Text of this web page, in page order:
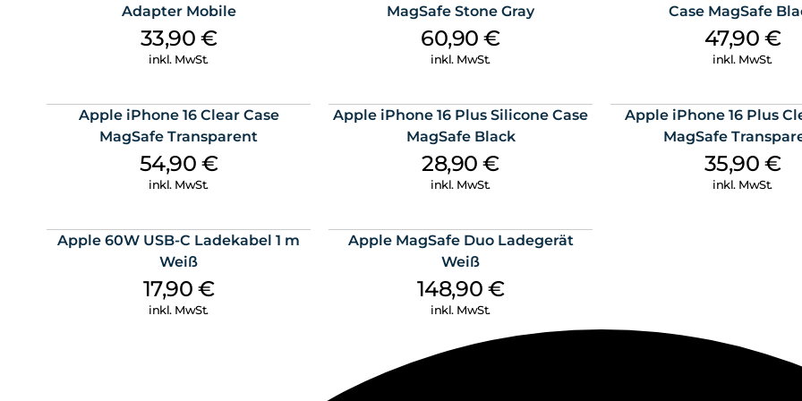
Unser GaN Charger nutzt
kompakte, aber dennoch
200W ist dieses USB C
überlegenen Effizienz und
Intelligenter
Unser GaN Charger bietet
Überhitzung, Kurzschlüssen
unbesorgt mit unserem 200
optimal an, um den Akku zu
Adapter Mobile
33,90 €
inkl. MwSt.
MagSafe Stone Gray
60,90€
inkl. MwSt.
Case MagSafe
47,90 €
inkl. MwSt.
Apple iPhone 16 Clear Case
MagSafe Transparent
54,90 €
inkl. MwSt.
Apple iPhone 16 Plus Silicone Case
MagSafe Black
28,90€
inkl. MwSt.
Apple iPhone 16 Plus
MagSafe
35,90 €
inkl. MwSt.
Apple 60W USB-C Ladekabel 1 m
Weiß
17,90 €
inkl. MwSt.
Apple MagSafe Duo Ladegerät
Weiß
148,90 €
inkl. MwSt.